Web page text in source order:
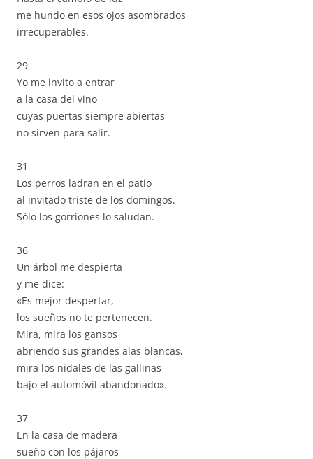
me hundo en esos ojos asombrados
irrecuperables.
29
Yo me invito a entrar
a la casa del vino
cuyas puertas siempre abiertas
no sirven para salir.
31
Los perros ladran en el patio
al invitado triste de los domingos.
Sólo los gorriones lo saludan.
36
Un árbol me despierta
y me dice:
«Es mejor despertar,
los sueños no te pertenecen.
Mira, mira los gansos
abriendo sus grandes alas blancas,
mira los nidales de las gallinas
bajo el automóvil abandonado».
37
En la casa de madera
sueño con los pájaros